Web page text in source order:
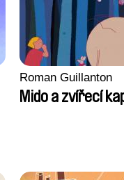
Roman Guillanton
Mido a zvířecí